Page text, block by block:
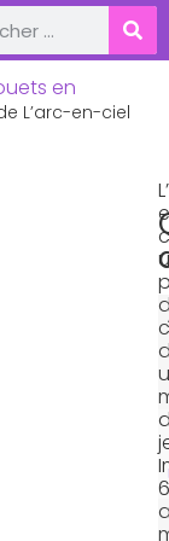
en
L’arc-en-ciel